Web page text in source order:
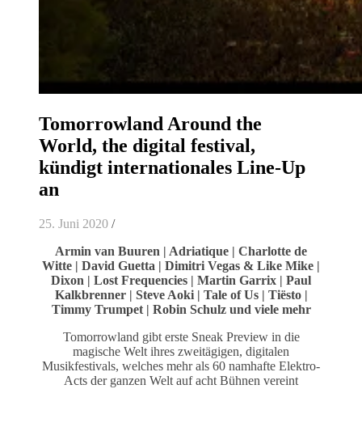
Tomorrowland Around the
World, the digital festival,
kündigt internationales Line-Up
an
25. Juni 2020 /
Armin van Buuren | Adriatique | Charlotte de
Witte | David Guetta | Dimitri Vegas & Like Mike |
Dixon | Lost Frequencies | Martin Garrix | Paul
Kalkbrenner | Steve Aoki | Tale of Us | Tiësto |
Timmy Trumpet | Robin Schulz und viele mehr
Tomorrowland gibt erste Sneak Preview in die
magische Welt ihres zweitägigen, digitalen
Musikfestivals, welches mehr als 60 namhafte Elektro-
Acts der ganzen Welt auf acht Bühnen vereint